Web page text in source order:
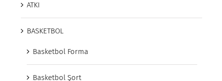
ATKI
BASKETBOL
Basketbol Forma
Basketbol Şort